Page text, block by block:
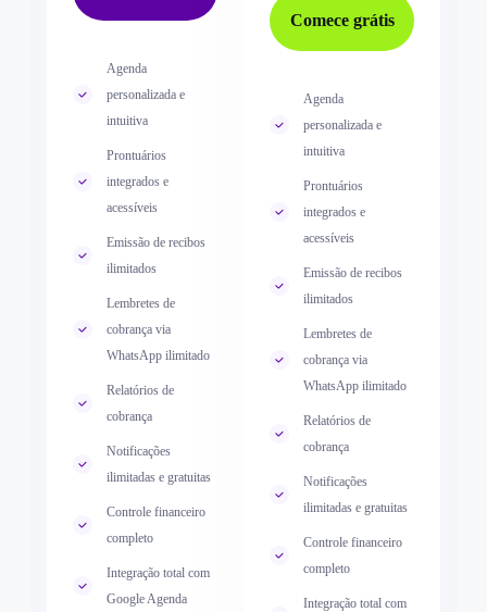
Agenda
personalizada e
intuitiva
Prontuários
integrados e
acessíveis
Emissão de recibos
ilimitados
Lembretes de
cobrança via
WhatsApp ilimitado
Relatórios de
cobrança
Notificações
ilimitadas e gratuitas
Controle financeiro
completo
Integração total com
Google Agenda
Comece grátis
Agenda
personalizada e
intuitiva
Prontuários
integrados e
acessíveis
Emissão de recibos
ilimitados
Lembretes de
cobrança via
WhatsApp ilimitado
Relatórios de
cobrança
Notificações
ilimitadas e gratuitas
Controle financeiro
completo
Integração total com
Agenda
personalizada e
intuitiva
Prontuários
integrados e
acessíveis
Emissão de recibos
ilimitados
Lembretes de
cobrança via
WhatsApp ilimitado
Relatórios de
cobrança
Notificações
ilimitadas e gratuitas
Controle financeiro
completo
Integração total com
Google Agenda
Comece grátis
Agenda
personalizada e
intuitiva
Prontuários
integrados e
acessíveis
Emissão de recibos
ilimitados
Lembretes de
cobrança via
WhatsApp ilimitado
Relatórios de
cobrança
Notificações
ilimitadas e gratuitas
Controle financeiro
completo
Integração total com